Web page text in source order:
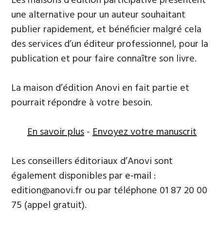
une alternative pour un auteur souhaitant
publier rapidement, et bénéficier malgré cela
des services d’un éditeur professionnel, pour la
publication et pour faire connaître son livre.
La maison d’édition Anovi en fait partie et
pourrait répondre à votre besoin.
En savoir plus-Envoyez votre manuscrit
Les conseillers éditoriaux d’Anovi sont
également disponibles par e-mail :
edition@anovi.fr ou par téléphone ​​0​1 87 20 00
75 (appel gratuit).